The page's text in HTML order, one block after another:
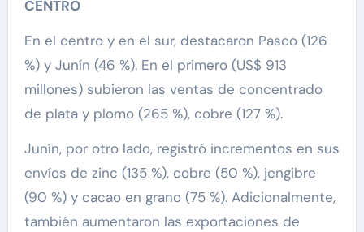
CENTRO
En el centro y en el sur, destacaron Pasco (126
%) y Junín (46 %). En el primero (US$ 913
millones) subieron las ventas de concentrado
de plata y plomo (265 %), cobre (127 %).
Junín, por otro lado, registró incrementos en sus
envíos de zinc (135 %), cobre (50 %), jengibre
(90 %) y cacao en grano (75 %). Adicionalmente,
también aumentaron las exportaciones de